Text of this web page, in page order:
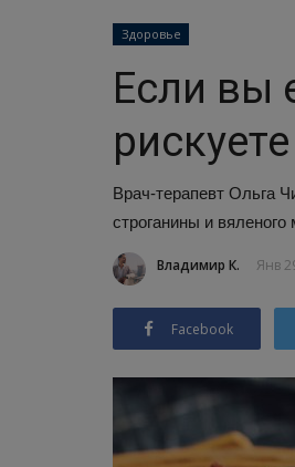
Здоровье
Если вы
Врач-терапевт Ольга
строганины и
Владимир К. Янв
Facebook